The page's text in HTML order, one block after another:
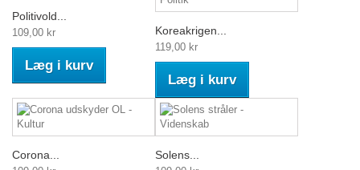
Politivold...
109,00 kr
Læg i kurv
Koreakrigen...
119,00 kr
Læg i kurv
Corona... Solens...